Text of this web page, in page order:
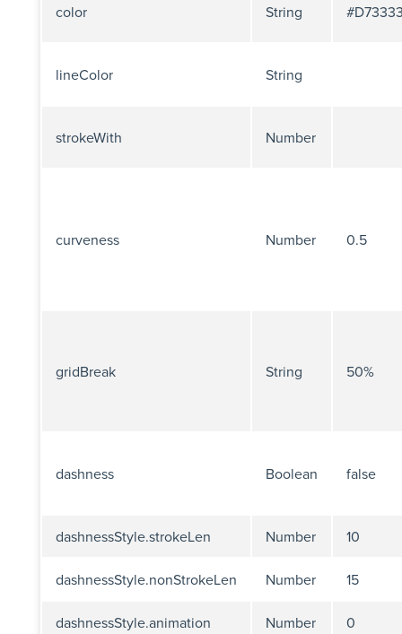
color String
lineColor String
strokeWith Number
curveness Number 0.5
gridBreak String 50%
dashness Boolean false
dashnessStyle.strokeLen Number 10
dashnessStyle.nonStrokeLen Number 15
dashnessStyle.animation Number 0